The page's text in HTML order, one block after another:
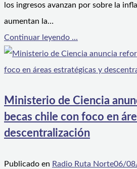
los ingresos avanzan por sobre la
aumentan la…
Continuar leyendo ...
Ministerio de Ciencia
becas chile con foco en
descentralización
Publicado en Radio Ruta Norte06/